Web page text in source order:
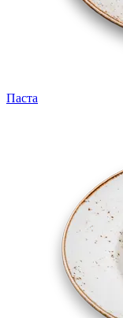
Паста